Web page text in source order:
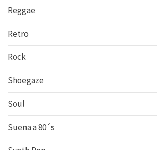
Reggae
Retro
Rock
Shoegaze
Soul
Suena a 80´s